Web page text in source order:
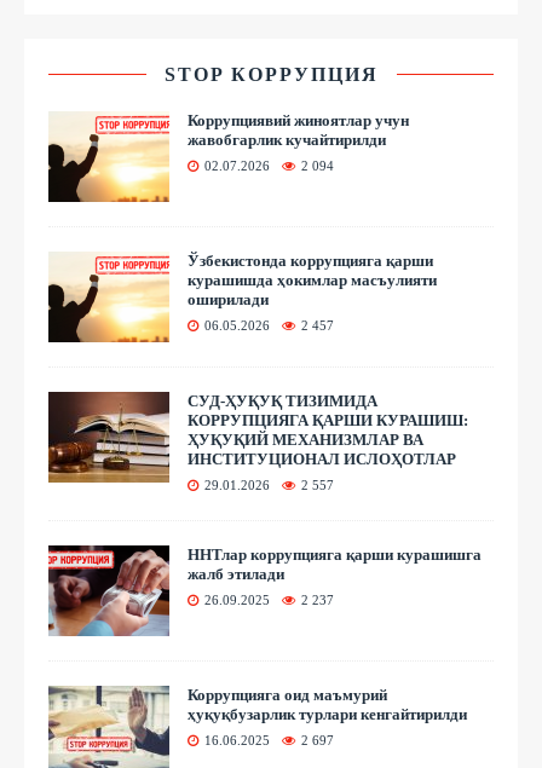
STOP КОРРУПЦИЯ
Коррупциявий жиноятлар учун
жавобгарлик кучайтирилди
02.07.2026 2 094
Ўзбекистонда коррупцияга қарши
курашишда ҳокимлар масъулияти
оширилади
06.05.2026 2 457
СУД-ҲУҚУҚ ТИЗИМИДА
КОРРУПЦИЯГА ҚАРШИ КУРАШИШ:
ҲУҚУҚИЙ МЕХАНИЗМЛАР ВА
ИНСТИТУЦИОНАЛ ИСЛОҲОТЛАР
29.01.2026 2 557
ННТлар коррупцияга қарши курашишга
жалб этилади
26.09.2025 2 237
Коррупцияга оид маъмурий
ҳуқуқбузарлик турлари кенгайтирилди
16.06.2025 2 697